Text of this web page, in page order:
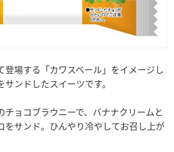
登場する「カワスベール」をイメージし
ンドしたスイーツです。
チョコブラウニーで、バナナクリームと
をサンド。ひんやり冷やしてお召し上が